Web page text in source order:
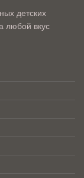
детских
любой вкус